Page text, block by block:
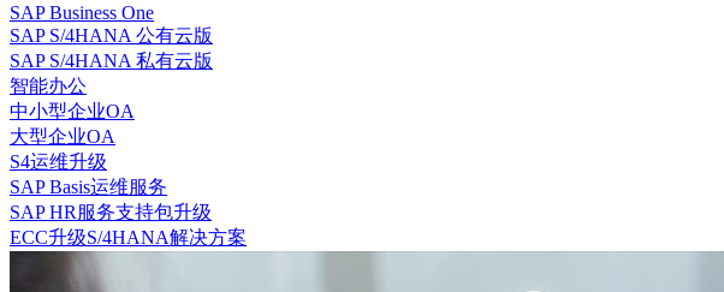
SAP Business One
SAP S/4HANA 公有云版
SAP S/4HANA 私有云版
智能办公
中小型企业OA
大型企业OA
S4运维升级
SAP Basis运维服务
SAP HR服务支持包升级
ECC升级S/4HANA解决方案